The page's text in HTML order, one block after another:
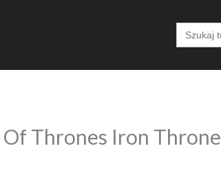
Search
for:
Thrones Iron Throne